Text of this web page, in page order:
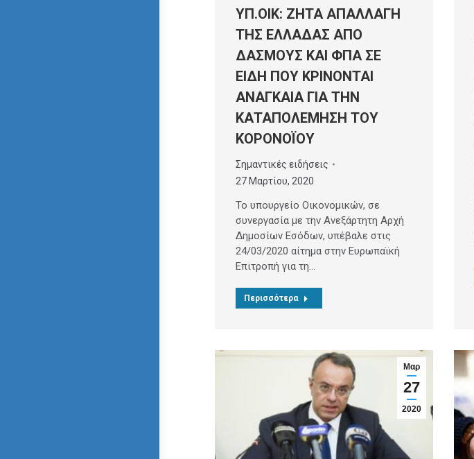
ΥΠ.ΟΙΚ: ΖΗΤΑ ΑΠΑΛΛΑΓΗ
ΤΗΣ ΕΛΛΑΔΑΣ ΑΠΟ
ΔΑΣΜΟΥΣ ΚΑΙ ΦΠΑ ΣΕ
ΕΙΔΗ ΠΟΥ ΚΡΙΝΟΝΤΑΙ
ΑΝΑΓΚΑΙΑ ΓΙΑ ΤΗΝ
ΚΑΤΑΠΟΛΕΜΗΣΗ ΤΟΥ
ΚΟΡΟΝΟΪΟΥ
Σημαντικές ειδήσεις
27 Μαρτίου, 2020
Το υπουργείο Οικονομικών, σε
συνεργασία με την Ανεξάρτητη Αρχή
Δημοσίων Εσόδων, υπέβαλε στις
24/03/2020 αίτημα στην Ευρωπαϊκή
Επιτροπή για τη…
Περισσότερα
Μαρ
27
2020